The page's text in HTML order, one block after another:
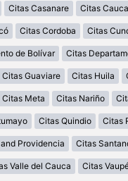
Citas Casanare Citas Cauca
Citas Cordoba Citas
de Bolívar Citas
Citas Guaviare Citas Huila
Citas Meta Citas Nariño
Citas Quindio Citas
Providencia Citas
Valle del Cauca Citas